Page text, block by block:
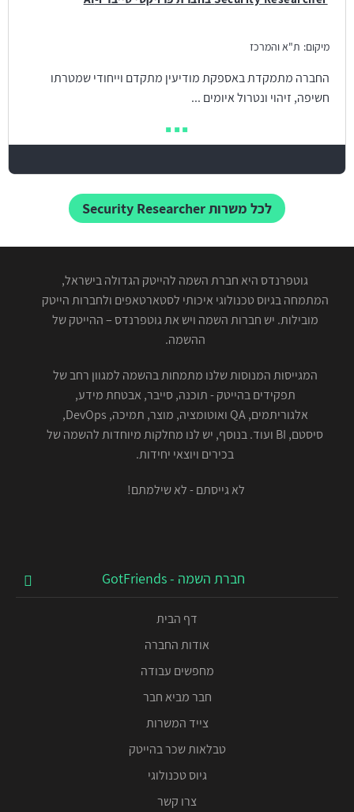
מיקום: ת"א והמרכז
החברה מתמקדת באספקת מודיעין מתקדם וייחודי שמטרתו
חשיפה, זיהוי ונטרול איומים ...
לכל משרות Security Researcher
גוטפרנדס היא חברת השמה להייטק הגדולה בישראל,
המתמחה בגיוס טכנולוגי איכותי לסטארטאפים ולחברות הייטק
מובילות. יש חברות השמה ויש את גוטפרנדס – ההייטק של
ההשמה.
המגייסות המנוסות שלנו מתמחות בהשמה למגוון רחב של
תפקידים בהייטק - תוכנה, סייבר, אבטחת מידע,
אלגוריתמים, QA ואוטומציה, מוצר, תמיכה, DevOps,
סיסטם, BI ועוד. בנוסף, יש לנו מחלקות מיוחדות להשמה של
בכירים ויוצאי יחידות.
לא גייסתם - לא שילמתם!
חברת השמה - GotFriends
דף הבית
אודות החברה
מחפשים עבודה
חבר מביא חבר
צייד המשרות
טבלאות שכר בהייטק
גיוס טכנולוגי
צרו קשר